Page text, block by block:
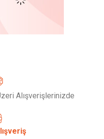
Alışverişlerinizde